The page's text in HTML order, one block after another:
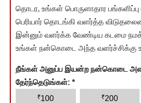
தொடர, உங்கள் பொருளாதார
பெரியார் தொடங்கி வளர்த்த
இன்னும் வளர்க்க வேண்டிய கடமை
உங்கள் நன்கொடை அந்த வளர்ச்சிக்கு
நீங்கள் அனுப்ப இயன்ற நன்கொடை
தேர்ந்தெடுங்கள்: *
₹100 ₹200